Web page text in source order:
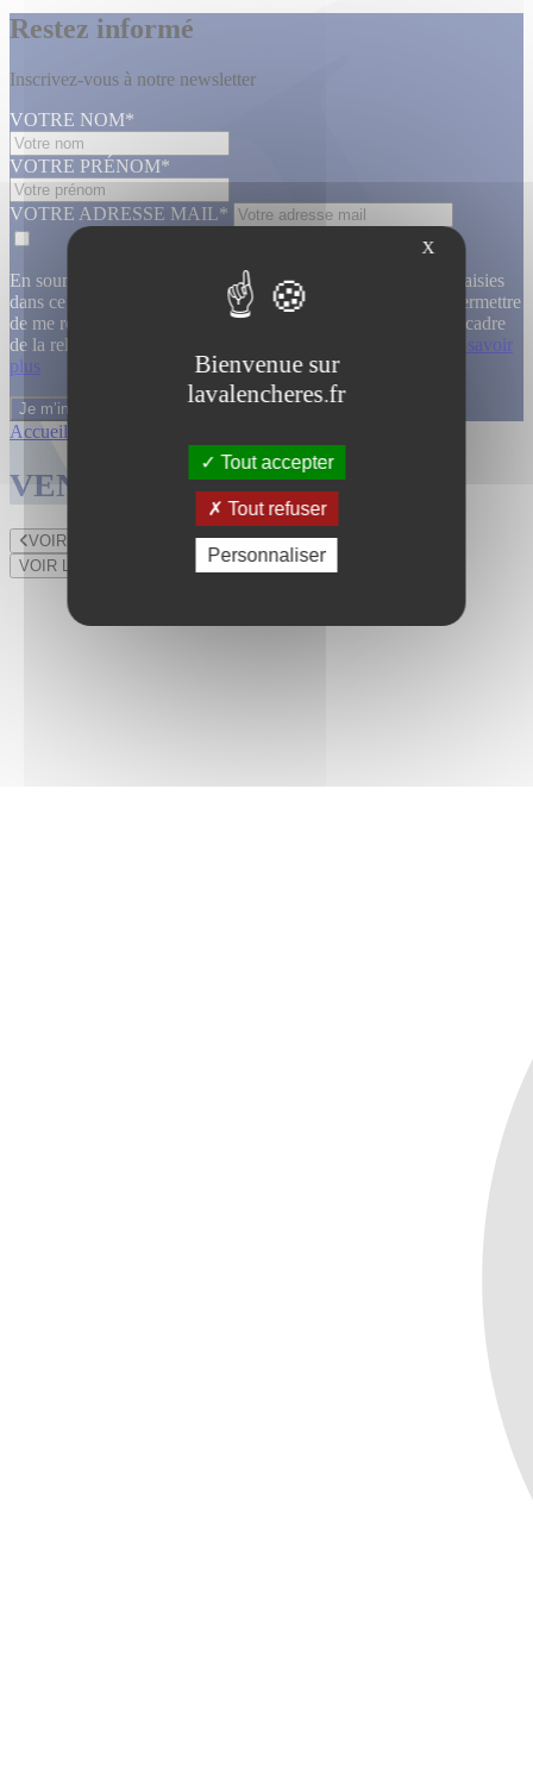
Restez informé
Inscrivez-vous à notre newsletter
VOTRE NOM*
VOTRE PRÉNOM*
VOTRE ADRESSE MAIL*
En soumettant ce formulaire, j’accepte que les informations saisies
dans ce formulaire soient utilisées, exploitées, traitées pour permettre
de me recontacter, pour m’envoyer des informations, dans le cadre
de la relation commerciale qui découle de cette demande.
En savoir
plus
Accueil
VENTES TERMINÉES
VOIR LE LOT PRÉCÉDENT
VOIR LE LOT SUIVANT
X
Bienvenue sur
lavalencheres.fr
Tout accepter
Tout refuser
Personnaliser